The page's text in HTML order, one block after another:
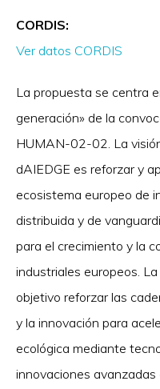
CORDIS:
Ver datos CORDIS
La propuesta se centra
generación» de la
HUMAN-02-02. La
dAIEDGE es reforzar y
ecosistema europeo de
distribuida y de
para el crecimiento y la
industriales europeos.
objetivo reforzar las
y la innovación para
ecológica mediante
innovaciones